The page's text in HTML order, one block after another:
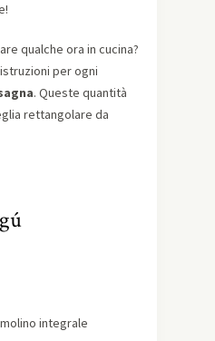
qualche ora in cucina?
per ogni
. Queste quantità
rettangolare da
integrale